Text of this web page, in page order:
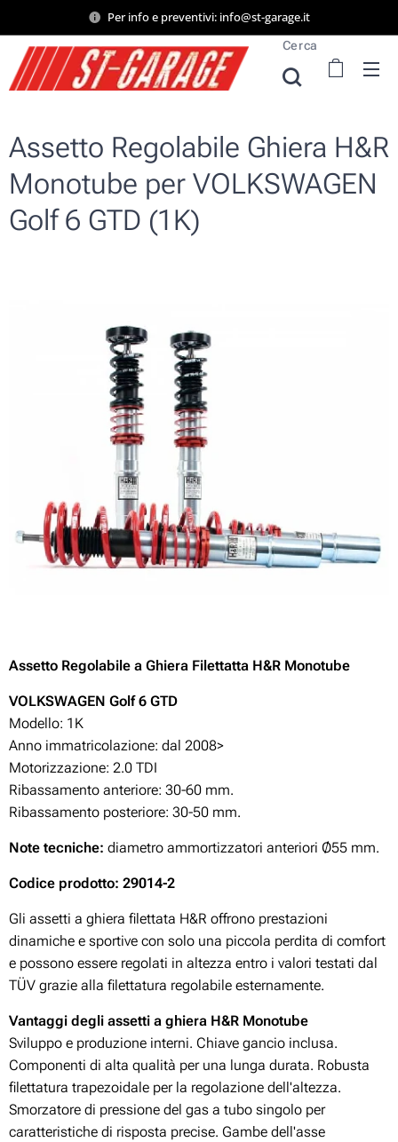
Per info e preventivi: info@st-garage.it
Cerca
Assetto Regolabile Ghiera H&R
Monotube per VOLKSWAGEN
Golf 6 GTD (1K)
Assetto Regolabile a Ghiera Filettatta H&R Monotube
VOLKSWAGEN Golf 6 GTD
Modello: 1K
Anno immatricolazione: dal 2008>
Motorizzazione: 2.0 TDI
Ribassamento anteriore: 30-60 mm.
Ribassamento posteriore: 30-50 mm.
Note tecniche: diametro ammortizzatori anteriori Ø55 mm.
Codice prodotto: 29014-2
Gli assetti a ghiera filettata H&R offrono prestazioni
dinamiche e sportive con solo una piccola perdita di comfort
e possono essere regolati in altezza entro i valori testati dal
TÜV grazie alla filettatura regolabile esternamente.
Vantaggi degli assetti a ghiera H&R Monotube
Sviluppo e produzione interni. Chiave gancio inclusa.
Componenti di alta qualità per una lunga durata. Robusta
filettatura trapezoidale per la regolazione dell'altezza.
Smorzatore di pressione del gas a tubo singolo per
caratteristiche di risposta precise. Gambe dell'asse